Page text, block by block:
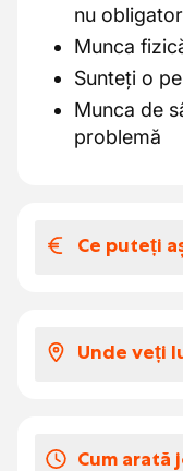
nu
Munca
Sunteți o
Munca de
problemă
Ce puteți
brut pe oră
Tichete de
Unde veți
Cum arată